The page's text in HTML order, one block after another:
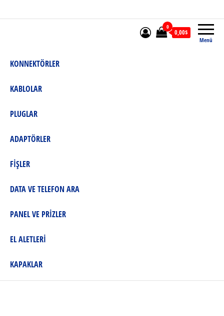
Menü
0
0,00$
KONNEKTÖRLER
KABLOLAR
PLUGLAR
ADAPTÖRLER
FİŞLER
DATA VE TELEFON ARA
PANEL VE PRİZLER
EL ALETLERİ
KAPAKLAR